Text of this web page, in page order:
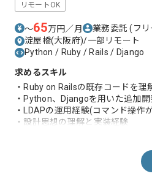
リモートOK
〜65万円／月 業務委託(フリ
淀屋橋(大阪府)/一部リモート
Python / Ruby / Rails / Django
求めるスキル
・Ruby on Railsの既存コードを理
・Python、Djangoを用いた追加
・LDAPの運用経験(コマンド操作
・設計思想の理解と実装経験